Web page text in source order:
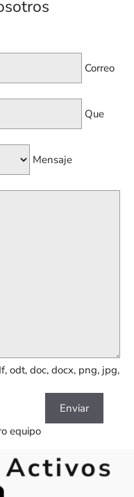
Correo
Que
Mensaje
odt, doc, docx, png, jpg,
equipo